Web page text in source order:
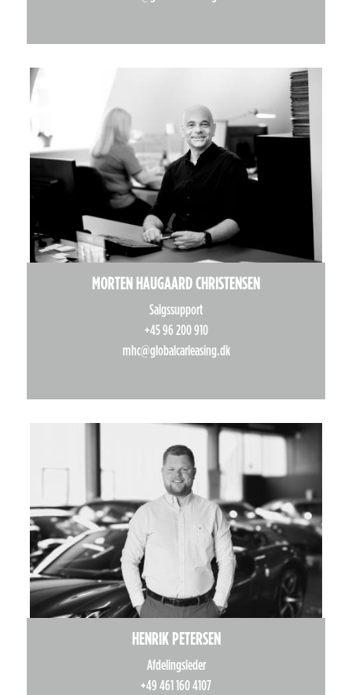
MORTEN HAUGAARD CHRISTENSEN
Salgssupport
+45 96 200 910
mhc@globalcarleasing.dk
HENRIK PETERSEN
Afdelingsleder
+49 461 160 4107